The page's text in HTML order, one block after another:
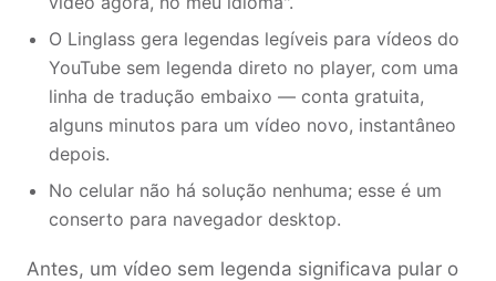
O Linglass gera legendas legíveis para vídeos do
YouTube sem legenda direto no player, com uma
linha de tradução embaixo — conta gratuita,
alguns minutos para um vídeo novo, instantâneo
depois.
No celular não há solução nenhuma; esse é um
conserto para navegador desktop.
Antes, um vídeo sem legenda significava pular o